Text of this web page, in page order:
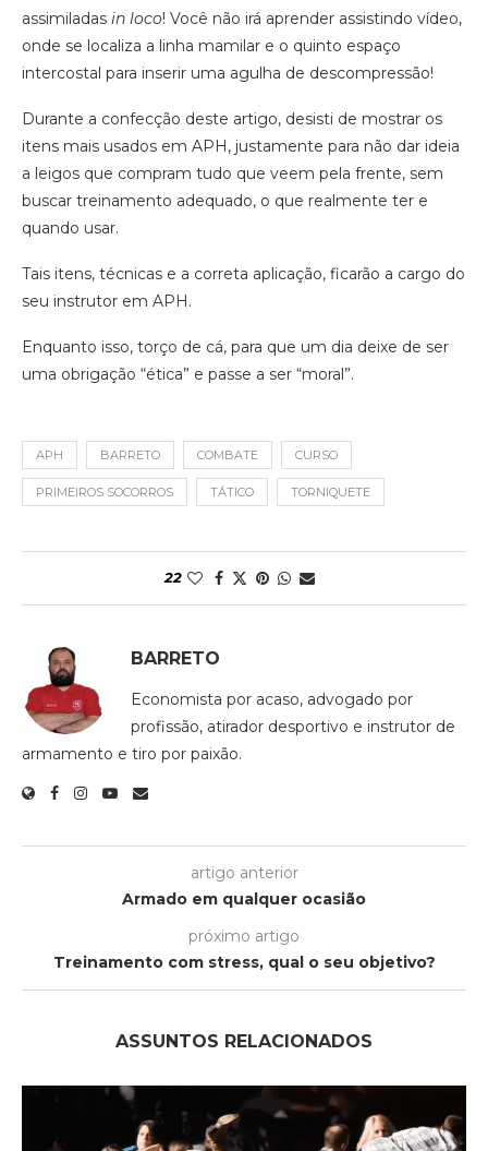
assimiladas in loco! Você não irá aprender assistindo vídeo,
onde se localiza a linha mamilar e o quinto espaço
intercostal para inserir uma agulha de descompressão!
Durante a confecção deste artigo, desisti de mostrar os
itens mais usados em APH, justamente para não dar ideia
a leigos que compram tudo que veem pela frente, sem
buscar treinamento adequado, o que realmente ter e
quando usar.
Tais itens, técnicas e a correta aplicação, ficarão a cargo do
seu instrutor em APH.
Enquanto isso, torço de cá, para que um dia deixe de ser
uma obrigação “ética” e passe a ser “moral”.
APH BARRETO COMBATE CURSO
PRIMEIROS SOCORROS TÁTICO TORNIQUETE
22
BARRETO
Economista por acaso, advogado por
profissão, atirador desportivo e instrutor de
armamento e tiro por paixão.
artigo anterior
Armado em qualquer ocasião
próximo artigo
Treinamento com stress, qual o seu objetivo?
ASSUNTOS RELACIONADOS